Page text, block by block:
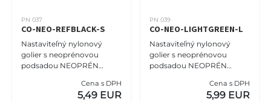
PN 037
CO-NEO-REFBLACK-S
Nastaviteľný nylonový
golier s neoprénovou
podsadou NEOPRÉN
(25cm-40cm), reflexná
Cena s DPH
5,49 EUR
PN 039
CO-NEO-LIGHTGREEN-L
Nastaviteľný nylonový
golier s neoprénovou
podsadou NEOPRÉN
2,0cm (28cm-45cm),Cena s DPH
5,99 EUR